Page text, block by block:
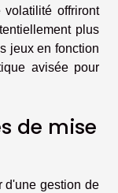
offriront
plus
jeux en fonction
avisée pour
de mise
d'une gestion de